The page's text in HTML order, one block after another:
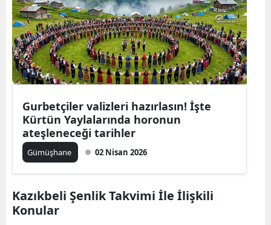
Denizli
Diyarbakır
Edirne
Erzincan
Gaziantep
Gurbetçiler valizleri hazırlasın! İşte
Kürtün Yaylalarında horonun
ateşleneceği tarihler
Gümüşhane 02 Nisan 2026
Kazıkbeli Şenlik Takvimi İle İlişkili
Konular